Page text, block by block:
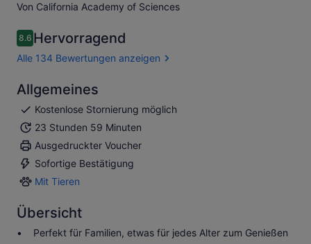
Von California Academy of Sciences
8.68.6 von 10
Hervorragend
Alle 134 Bewertungen anzeigen
Allgemeines
Kostenlose Stornierung möglich
23 Stunden 59 Minuten
Ausgedruckter Voucher
Sofortige Bestätigung
Mit Tieren
Mit
Übersicht
Perfekt für Familien, etwas für jedes Alter zum Genießen